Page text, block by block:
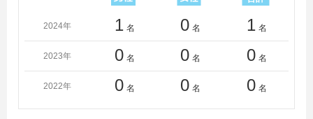
2024年 1 名 0 名 1 名
2023年 0 名 0 名 0 名
2022年 0 名 0 名 0 名